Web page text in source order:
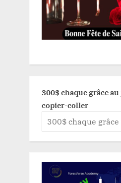
300$ chaque grâce
copier-coller